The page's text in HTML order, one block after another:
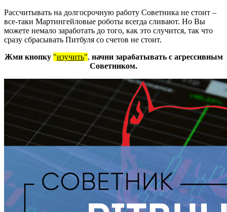
Рассчитывать на долгосрочную работу Советника не стоит –
все-таки Мартингейловые роботы всегда сливают. Но Вы
можете немало заработать до того, как это случится, так что
сразу сбрасывать Питбуля со счетов не стоит.
Жми кнопку "изучить", начни зарабатывать с агрессивным
Советником.